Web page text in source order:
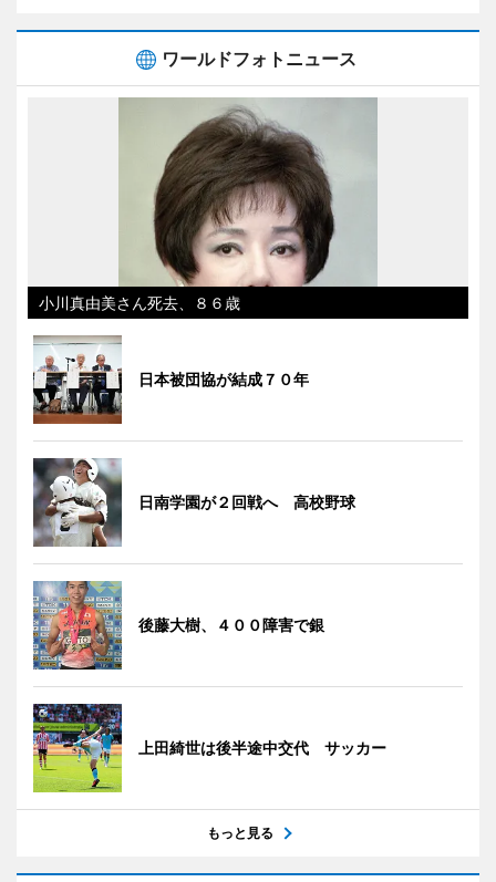
ワールドフォトニュース
小川真由美さん死去、８６歳
日本被団協が結成７０年
日南学園が２回戦へ 高校野球
後藤大樹、４００障害で銀
上田綺世は後半途中交代 サッカー
もっと見る